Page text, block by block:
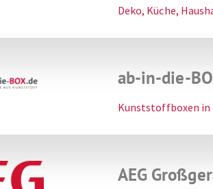
Deko, Küche,
ab-in-die-
Kunststoffboxen
AEG